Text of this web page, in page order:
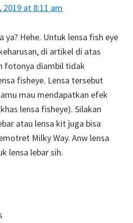
2019 at 8:11 am
ya? Hehe. Untuk lensa fish eye
di artikel di atas
fotonya diambil tidak
fisheye. Lensa tersebut
mau mendapatkan efek
lensa fisheye). Silakan
atau lensa kit juga bisa
Milky Way. Anw lensa
lensa lebar sih.